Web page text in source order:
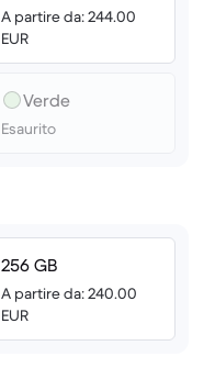
A partire da: 244.00
EUR
Verde
Esaurito
256 GB
A partire da: 240.00
EUR